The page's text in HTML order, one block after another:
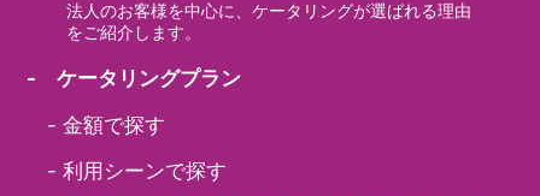
法人のお客様を中心に、ケータリングが選ばれる理由
をご紹介します。
- ケータリングプラン
-金額で探す
-利用シーンで探す